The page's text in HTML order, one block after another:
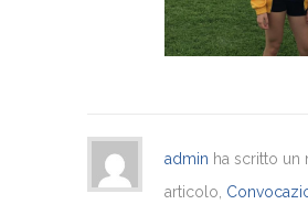
admin ha scritto un
articolo,